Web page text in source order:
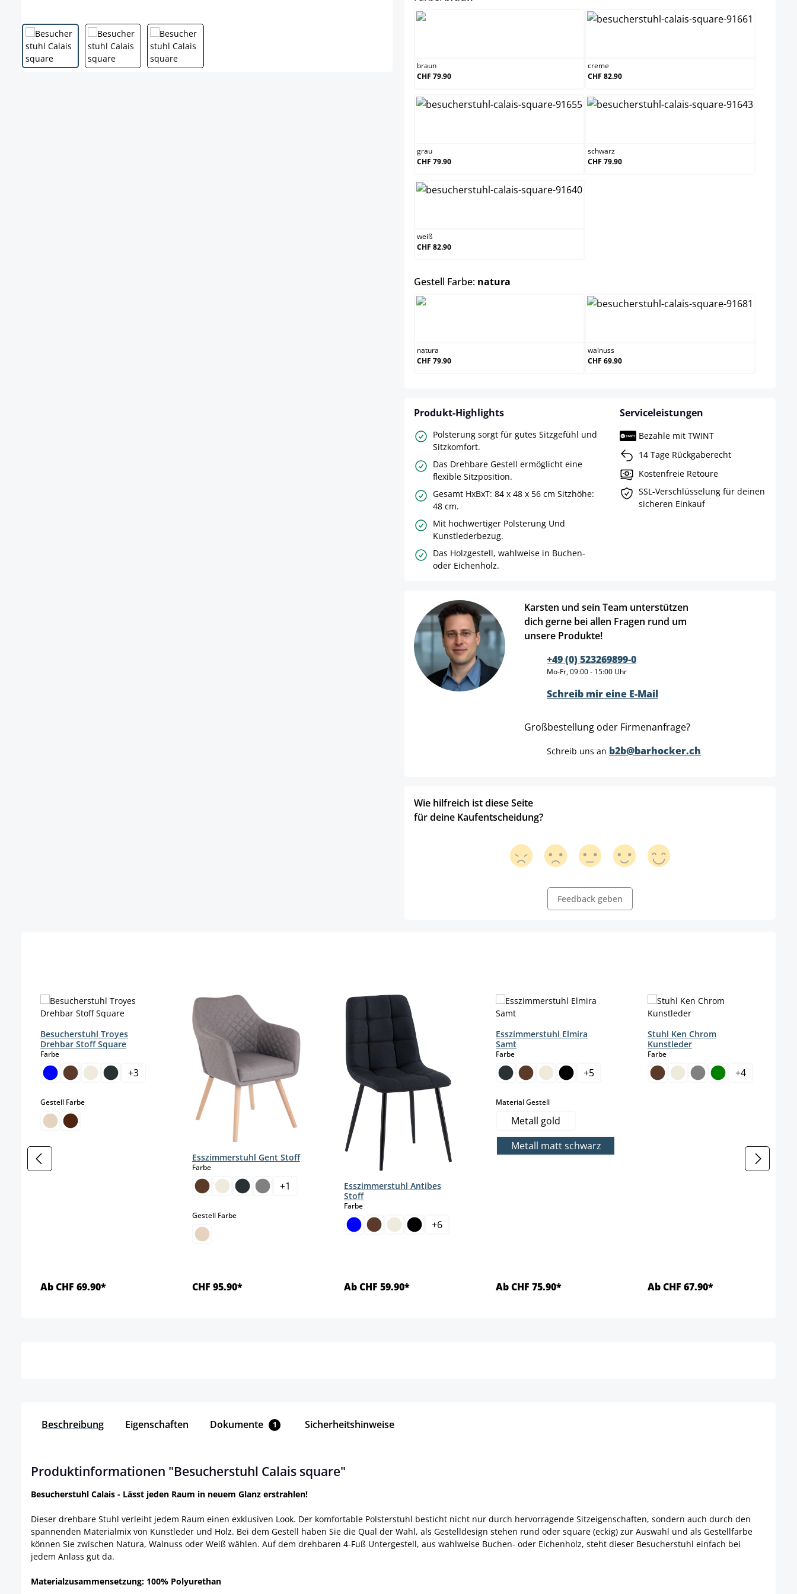
braun
CHF 79.90
creme
CHF 82.90
grau
CHF 79.90
schwarz
CHF 79.90
weiß
CHF 82.90
Gestell Farbe: natura
natura
CHF 79.90
walnuss
CHF 69.90
Produkt-Highlights
Polsterung sorgt für gutes Sitzgefühl und
Sitzkomfort.
Das Drehbare Gestell ermöglicht eine
flexible Sitzposition.
Gesamt HxBxT: 84 x 48 x 56 cm Sitzhöhe:
48 cm.
Mit hochwertiger Polsterung Und
Kunstlederbezug.
Das Holzgestell, wahlweise in Buchen-
oder Eichenholz.
Serviceleistungen
Bezahle mit TWINT
14 Tage Rückgaberecht
Kostenfreie Retoure
SSL-Verschlüsselung für deinen
sicheren Einkauf
Karsten und sein Team unterstützen
dich gerne bei allen Fragen rund um
unsere Produkte!
+49 (0) 523269899-0
Mo-Fr, 09:00 - 15:00 Uhr
Schreib mir eine E-Mail
Großbestellung oder Firmenanfrage?
Schreib uns an b2b@barhocker.ch
Wie hilfreich ist diese Seite
für deine Kaufentscheidung?
Feedback geben
Besucherstuhl Troyes
Drehbar Stoff Square
Farbeauswählen
+3
Gestell Farbeauswählen
Ab CHF 69.90*
Esszimmerstuhl Gent Stoff
Farbeauswählen
+1
Gestell Farbeauswählen
CHF 95.90*
Esszimmerstuhl Antibes
Stoff
Farbeauswählen
+6
Ab CHF 59.90*
Esszimmerstuhl Elmira
Samt
Farbeauswählen
+5
Material Gestellauswählen
Metall gold
Metall matt schwarz
Ab CHF 75.90*
Stuhl Ken Chrom
Kunstleder
Farbeauswählen
+4
Ab CHF 67.90*
Beschreibung Eigenschaften Dokumente 1 Sicherheitshinweise
Produktinformationen "Besucherstuhl Calais square"
Besucherstuhl Calais - Lässt jeden Raum in neuem Glanz erstrahlen!
Dieser drehbare Stuhl verleiht jedem Raum einen exklusiven Look. Der komfortable Polsterstuhl besticht nicht nur durch hervorragende Sitzeigenschaften, sondern auch durch den
spannenden Materialmix von Kunstleder und Holz. Bei dem Gestell haben Sie die Qual der Wahl, als Gestelldesign stehen rund oder square (eckig) zur Auswahl und als Gestellfarbe
können Sie zwischen Natura, Walnuss oder Weiß wählen. Auf dem drehbaren 4-Fuß Untergestell, aus wahlweise Buchen- oder Eichenholz, steht dieser Besucherstuhl einfach bei
jedem Anlass gut da.
Materialzusammensetzung: 100% Polyurethan